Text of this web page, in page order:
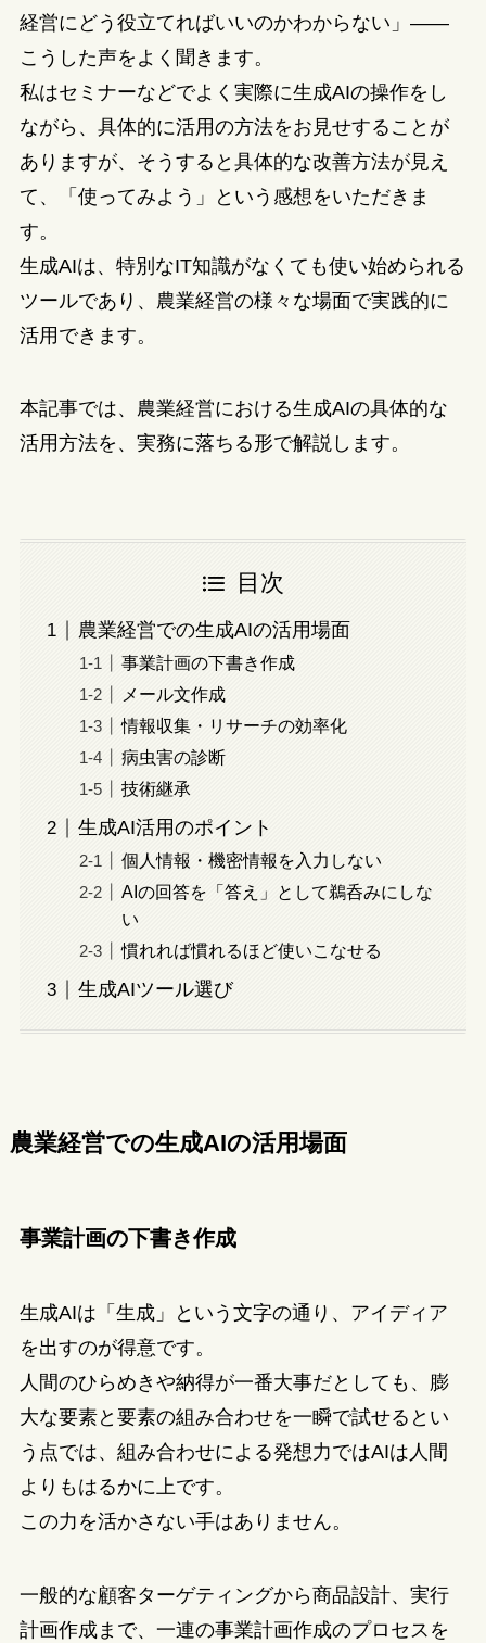
経営にどう役立てればいいのかわからない」——
こうした声をよく聞きます。
私はセミナーなどでよく実際に生成AIの操作をし
ながら、具体的に活用の方法をお見せすることが
ありますが、そうすると具体的な改善方法が見え
て、「使ってみよう」という感想をいただきま
す。
生成AIは、特別なIT知識がなくても使い始められる
ツールであり、農業経営の様々な場面で実践的に
活用できます。
本記事では、農業経営における生成AIの具体的な
活用方法を、実務に落ちる形で解説します。
目次
農業経営での生成AIの活用場面
事業計画の下書き作成
メール文作成
情報収集・リサーチの効率化
病虫害の診断
技術継承
生成AI活用のポイント
個人情報・機密情報を入力しない
AIの回答を「答え」として鵜呑みにしな
い
慣れれば慣れるほど使いこなせる
生成AIツール選び
農業経営での生成AIの活用場面
事業計画の下書き作成
生成AIは「生成」という文字の通り、アイディア
を出すのが得意です。
人間のひらめきや納得が一番大事だとしても、膨
大な要素と要素の組み合わせを一瞬で試せるとい
う点では、組み合わせによる発想力ではAIは人間
よりもはるかに上です。
この力を活かさない手はありません。
一般的な顧客ターゲティングから商品設計、実行
計画作成まで、一連の事業計画作成のプロセスを